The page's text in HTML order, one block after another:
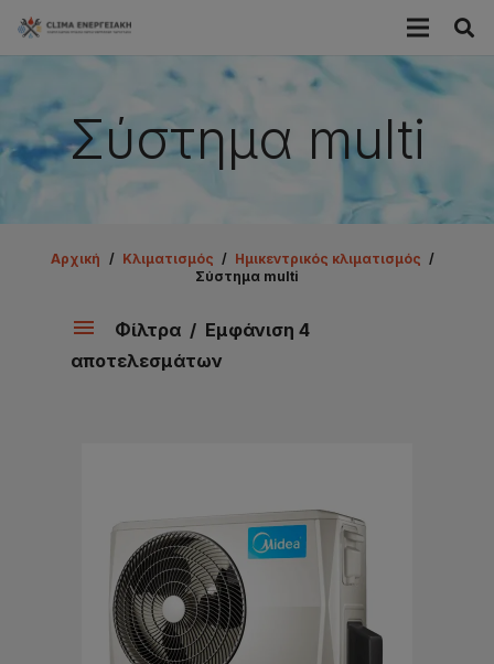
Σύστημα multi
Αρχική / Κλιματισμός / Ημικεντρικός κλιματισμός /
Σύστημα multi
Φίλτρα
Εμφάνιση 4
αποτελεσμάτων